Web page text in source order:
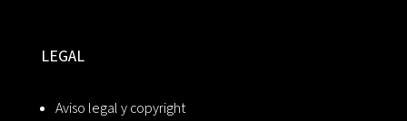
LEGAL
Aviso legal y copyright